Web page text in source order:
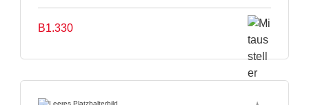
B1.330